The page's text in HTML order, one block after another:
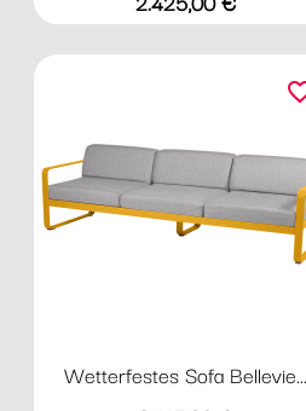
Wetterfestes Sofa Bellevie...